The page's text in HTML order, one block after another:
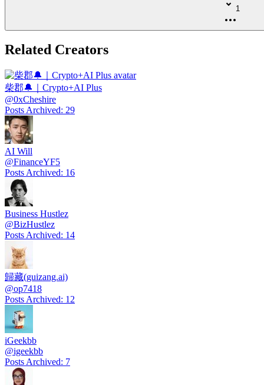
1
Related Creators
柴郡🔔｜Crypto+AI Plus
@0xCheshire
Posts Archived: 29
AI Will
@FinanceYF5
Posts Archived: 16
Business Hustlez
@BizHustlez
Posts Archived: 14
歸藏(guizang.ai)
@op7418
Posts Archived: 12
iGeekbb
@igeekbb
Posts Archived: 7